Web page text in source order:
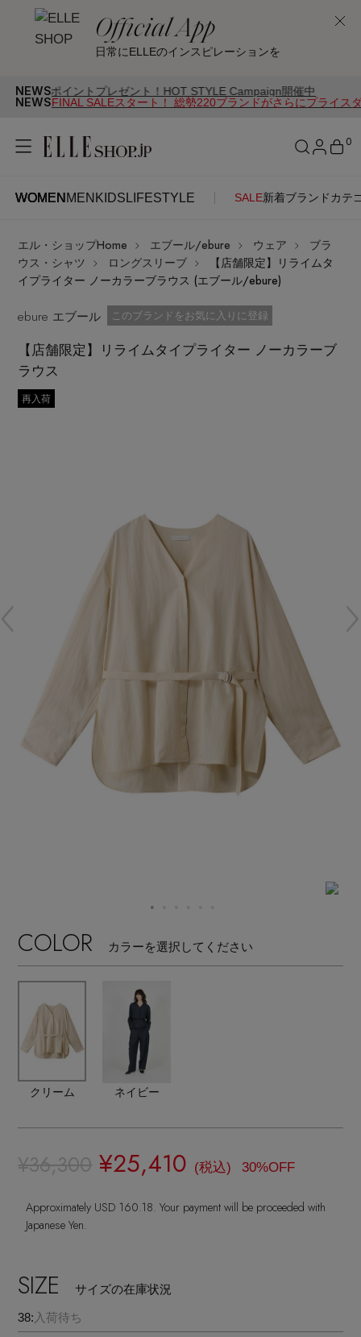
Official App
日常にELLEのインスピレーションを
NEWS
トプレゼント！HOT STYLE Campaign開催中
NEWSFINAL SALEスタート！ 総勢220ブランドがさらにプライス
WOMEN MEN KIDS LIFESTYLE SALE新着ブランド カテ
0
WOMENMENKIDSLIFESTYLE
ITEMS
新着アイテム
再入荷アイテム
最旬！トレンドワード
【予約】新作ウェアをチェック
【Tシャツ】デイリーに活躍
【日傘】完全遮光・軽量傘
【サンダル】ビーサンの季節！
【リネン】涼しい夏素材
【雨の日】急な雨対策グッズ
【限定】ここでしか買えないアイテム
【ペプラム】トレンドシルエット
『ELLE』最新号掲載
【ジュエリー】シルバーでクールに
CATEGORY
ウェア
ワンピース・チュニック
パンツ
ニット
コート
スニーカー
フラットシューズ
ブーツ
すべてのバッグ・財布
カゴバッグ
ショルダーバッグ
トートバッグ
ハンドバッグ
ボディバッグ・ウェストポーチ
ボストンバッグ
すべてのファッション小物
ストール・マフラー・ケープ
帽子・イヤーマフ
ヘアアクセサリー
グローブ
アクセサリー
すべてのアクセサリー
ピアス・イヤリング
ネックレス
アンクレット
すべてのランジェリー
ランジェリー
スポーツ
すべてのスポーツ
ウェア
シューズ
バッグ・小物
水着・スイムウェア
CONTENTS
特集一覧
NEW IN BRAND
ログイン
はじめてご利用の方
新規会員登録
カスタマーサポート
エル・ショップについて
SEE RESULTS
エル・ショップHome エブール/ebure ウェア
ブラ
ウス・シャツ
ロングスリーブ
【店舗限定】リライムタ
イプライター ノーカラーブラウス (エブール/ebure)
ebure エブール お気に入り済
このブランドをお気に入りに登録
【店舗限定】リライムタイプライター ノーカラーブ
ラウス
再入荷
COLOR カラーを選択してください
クリーム ネイビー
¥36,300 ¥25,410 (税込) 30%OFF
Approximately USD 160.18. Your payment will be proceeded with
Japanese Yen.
SIZE サイズの在庫状況
38: 入荷待ち